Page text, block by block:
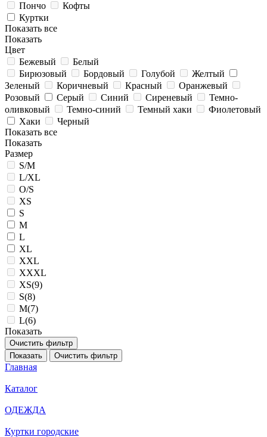
Пончо
Кофты
Куртки
Показать все
Показать
Цвет
Бежевый
Белый
Бирюзовый
Бордовый Голубой
Желтый
Зеленый
Коричневый Красный
Оранжевый
Розовый
Серый Синий Сиреневый
Темно-
оливковый
Темно-синий Темный хаки
Фиолетовый
Хаки
Черный
Показать все
Показать
Размер
S/M
L/XL
O/S
XS
S
M
L
XL
XXL
XXXL
XS(9)
S(8)
M(7)
L(6)
Показать
Очистить фильтр
Показать
Очистить фильтр
Главная
Каталог
ОДЕЖДА
Куртки городские